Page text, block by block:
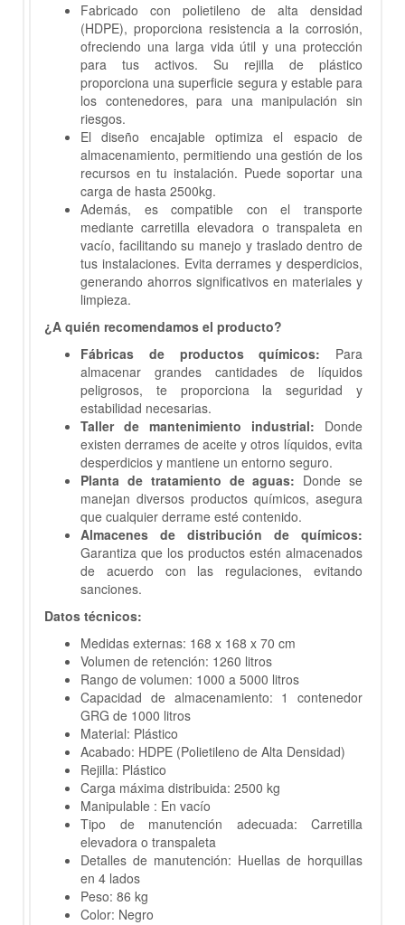
Fabricado con polietileno de alta densidad
(HDPE), proporciona resistencia a la corrosión,
ofreciendo una larga vida útil y una protección
para tus activos. Su rejilla de plástico
proporciona una superficie segura y estable para
los contenedores, para una manipulación sin
riesgos.
El diseño encajable optimiza el espacio de
almacenamiento, permitiendo una gestión de los
recursos en tu instalación. Puede soportar una
carga de hasta 2500kg.
Además, es compatible con el transporte
mediante carretilla elevadora o transpaleta en
vacío, facilitando su manejo y traslado dentro de
tus instalaciones. Evita derrames y desperdicios,
generando ahorros significativos en materiales y
limpieza.
¿A quién recomendamos el producto?
Fábricas de productos químicos: Para
almacenar grandes cantidades de líquidos
peligrosos, te proporciona la seguridad y
estabilidad necesarias.
Taller de mantenimiento industrial: Donde
existen derrames de aceite y otros líquidos, evita
desperdicios y mantiene un entorno seguro.
Planta de tratamiento de aguas: Donde se
manejan diversos productos químicos, asegura
que cualquier derrame esté contenido.
Almacenes de distribución de químicos:
Garantiza que los productos estén almacenados
de acuerdo con las regulaciones, evitando
sanciones.
Datos técnicos:
Medidas externas: 168 x 168 x 70 cm
Volumen de retención: 1260 litros
Rango de volumen: 1000 a 5000 litros
Capacidad de almacenamiento: 1 contenedor
GRG de 1000 litros
Material: Plástico
Acabado: HDPE (Polietileno de Alta Densidad)
Rejilla: Plástico
Carga máxima distribuida: 2500 kg
Manipulable : En vacío
Tipo de manutención adecuada: Carretilla
elevadora o transpaleta
Detalles de manutención: Huellas de horquillas
en 4 lados
Peso: 86 kg
Color: Negro